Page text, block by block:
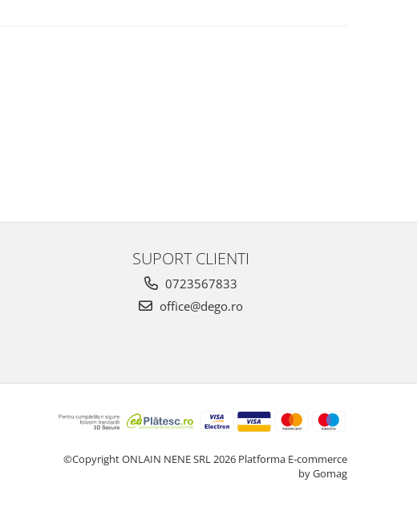
SUPORT CLIENTI
0723567833
office@dego.ro
©Copyright ONLAIN NENE SRL 2026 Platforma E-commerce
by Gomag